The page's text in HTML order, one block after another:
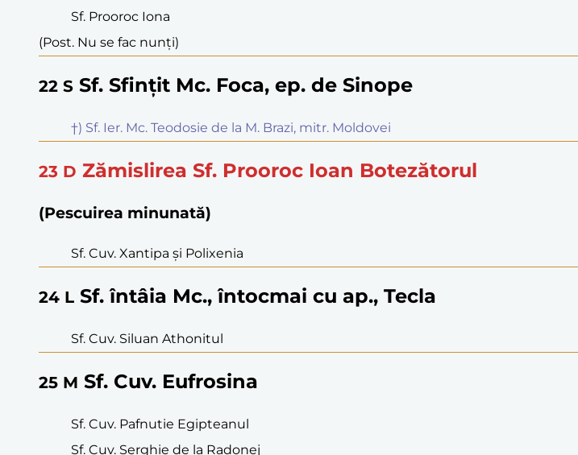
Sf. Prooroc Iona
(Post. Nu se fac nunți)
22 S Sf. Sfințit Mc. Foca, ep. de Sinope
†) Sf. Ier. Mc. Teodosie de la M. Brazi, mitr. Moldovei
23 D Zămislirea Sf. Prooroc Ioan Botezătorul
(Pescuirea minunată)
Sf. Cuv. Xantipa și Polixenia
24 L Sf. întâia Mc., întocmai cu ap., Tecla
Sf. Cuv. Siluan Athonitul
25 M Sf. Cuv. Eufrosina
Sf. Cuv. Pafnutie Egipteanul
Sf. Cuv. Serghie de la Radonej